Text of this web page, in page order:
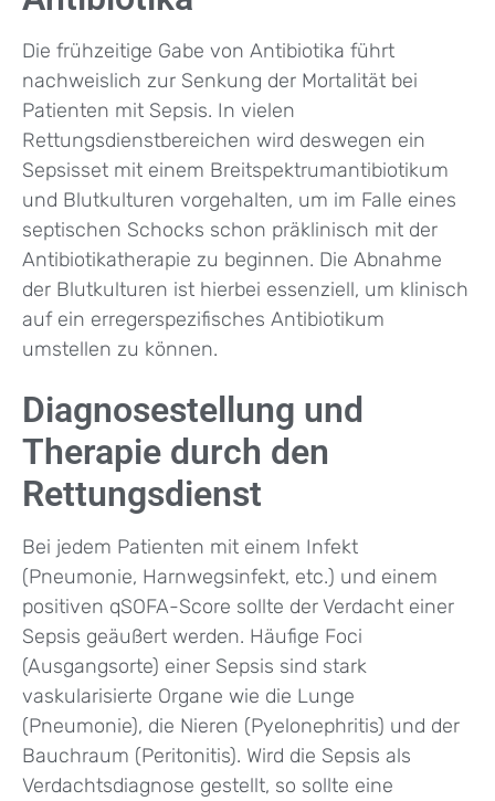
Die frühzeitige Gabe von Antibiotika führt
nachweislich zur Senkung der Mortalität bei
Patienten mit Sepsis. In vielen
Rettungsdienstbereichen wird deswegen ein
Sepsisset mit einem Breitspektrumantibiotikum
und Blutkulturen vorgehalten, um im Falle eines
septischen Schocks schon präklinisch mit der
Antibiotikatherapie zu beginnen. Die Abnahme
der Blutkulturen ist hierbei essenziell, um klinisch
auf ein erregerspezifisches Antibiotikum
umstellen zu können.
Diagnosestellung und
Therapie durch den
Rettungsdienst
Bei jedem Patienten mit einem Infekt
(Pneumonie, Harnwegsinfekt, etc.) und einem
positiven qSOFA-Score sollte der Verdacht einer
Sepsis geäußert werden. Häufige Foci
(Ausgangsorte) einer Sepsis sind stark
vaskularisierte Organe wie die Lunge
(Pneumonie), die Nieren (Pyelonephritis) und der
Bauchraum (Peritonitis). Wird die Sepsis als
Verdachtsdiagnose gestellt, so sollte eine